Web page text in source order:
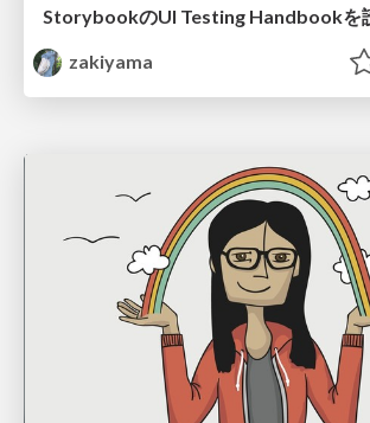
StorybookのUI Testing Handbookを
zakiyama